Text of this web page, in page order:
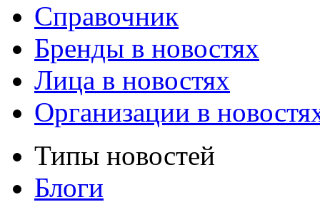
Справочник
Бренды в новостях
Лица в новостях
Организации в
Типы новостей
Блоги